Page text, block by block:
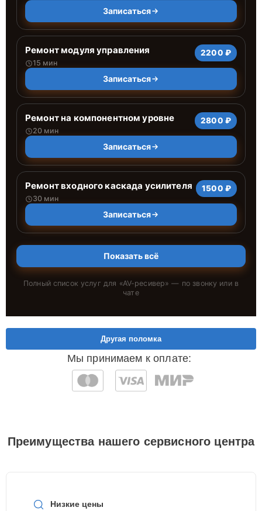
Записаться
Ремонт модуля управления
15 мин
2200 ₽
Записаться
Ремонт на компонентном уровне
20 мин
2800 ₽
Записаться
Ремонт входного каскада усилителя
30 мин
1500 ₽
Записаться
Показать всё
Полный список услуг для «AV-ресивер» — по звонку или в
чате
Мы принимаем к оплате:
Другая поломка
Преимущества нашего сервисного центра
Низкие цены